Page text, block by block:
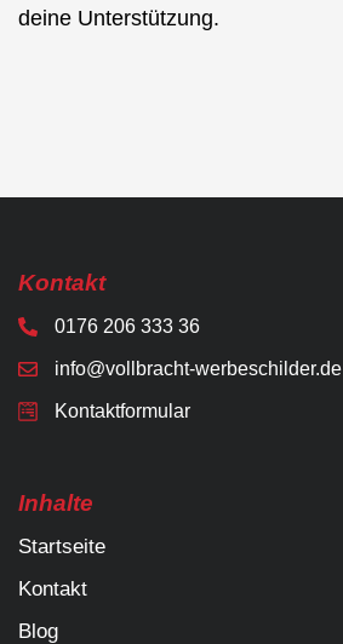
deine Unterstützung.
Kontakt
0176 206 333 36
info@vollbracht-werbeschilder.de
Kontaktformular
Inhalte
Startseite
Kontakt
Blog